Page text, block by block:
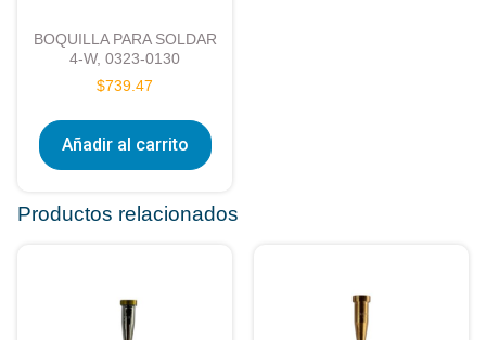
BOQUILLA PARA SOLDAR
4-W, 0323-0130
$739.47
Añadir al carrito
Productos relacionados